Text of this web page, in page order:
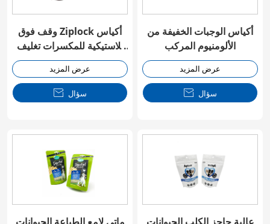
وقف فوق Ziplock أكياس
بلاستيكية للمكسرات تغليف
الأغذية
عرض المزيد
 سؤال
أكياس الوجبات الخفيفة من
الألومنيوم المركب
عرض المزيد
 سؤال